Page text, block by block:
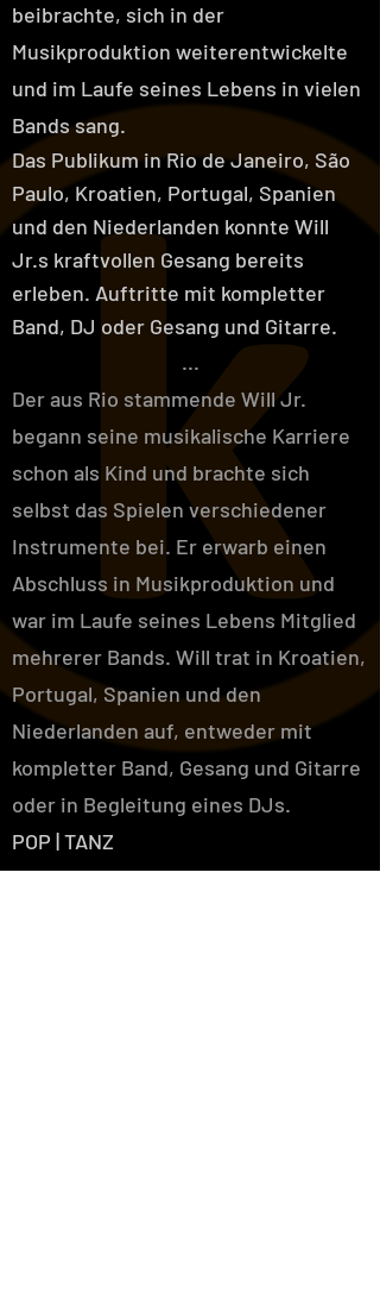
beibrachte, sich in der
Musikproduktion weiterentwickelte
und im Laufe seines Lebens in vielen
Bands sang.
Das Publikum in Rio de Janeiro, São
Paulo, Kroatien, Portugal, Spanien
und den Niederlanden konnte Will
Jr.s kraftvollen Gesang bereits
erleben. Auftritte mit kompletter
Band, DJ oder Gesang und Gitarre.
...
Der aus Rio stammende Will Jr.
begann seine musikalische Karriere
schon als Kind und brachte sich
selbst das Spielen verschiedener
Instrumente bei. Er erwarb einen
Abschluss in Musikproduktion und
war im Laufe seines Lebens Mitglied
mehrerer Bands. Will trat in Kroatien,
Portugal, Spanien und den
Niederlanden auf, entweder mit
kompletter Band, Gesang und Gitarre
oder in Begleitung eines DJs.
POP | TANZ